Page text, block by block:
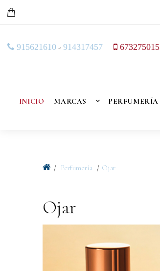
915621610 - 914317457 673275015
INICIO MARCAS PERFUMERÍA
Perfumería Ojar
Ojar